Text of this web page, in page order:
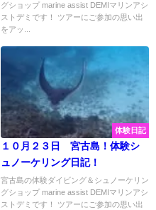
グショップ marine assist DEMIマリンアシ
ストデミです！ ツアーにご参加の思い出
をアッ...
体験日記
１０月２３日 宮古島！体験シ
ュノーケリング日記！
宮古島の体験ダイビング＆シュノーケリン
グショップ marine assist DEMIマリンアシ
ストデミです！ ツアーにご参加の思い出